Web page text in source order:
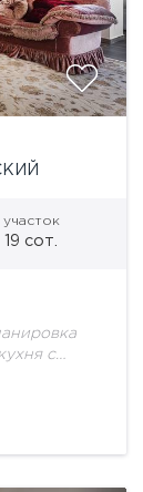
участок
19 сот.
с